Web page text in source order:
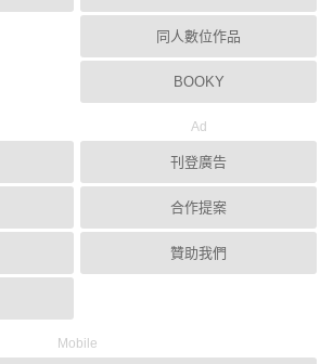
同人數位作品
BOOKY
Ad
刊登廣告
合作提案
贊助我們
Mobile